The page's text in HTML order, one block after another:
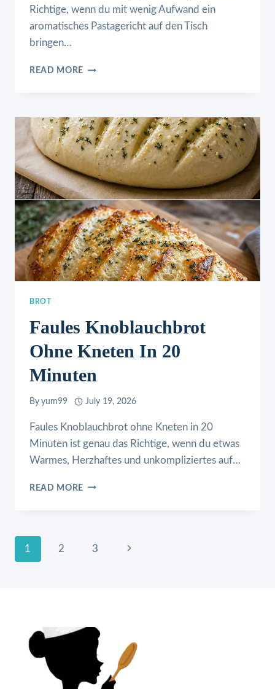
Richtige, wenn du mit wenig Aufwand ein
aromatisches Pastagericht auf den Tisch
bringen…
READ MORE GARNELEN
BROT
Faules Knoblauchbrot
Ohne Kneten In 20
Minuten
By yum99 July 19, 2026
Faules Knoblauchbrot ohne Kneten in 20
Minuten ist genau das Richtige, wenn du etwas
Warmes, Herzhaftes und unkompliziertes auf…
READ MORE FAULES
20
Page
1 2 3 Next